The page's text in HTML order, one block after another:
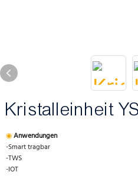
Kristalleinheit
◉Anwendungen
-Smart tragbar
-TWS
-IOT